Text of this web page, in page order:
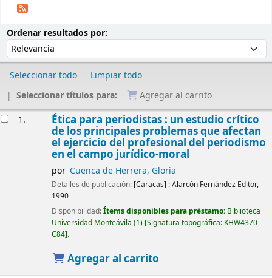
Ordenar resultados por:
Seleccionar todo
Limpiar todo
Seleccionar títulos para:
Agregar al carrito
1. Ética para periodistas : un estudio crítico
de los principales problemas que afectan
el ejercicio del profesional del periodismo
en el campo jurídico-moral
por Cuenca de Herrera, Gloria
Detalles de publicación: [Caracas] :Alarcón Fernández Editor,
1990
Disponibilidad:Ítems disponibles para préstamo: Biblioteca
Universidad Monteávila (1) Signatura topográfica: KHW4370
C84 .
Agregar al carrito